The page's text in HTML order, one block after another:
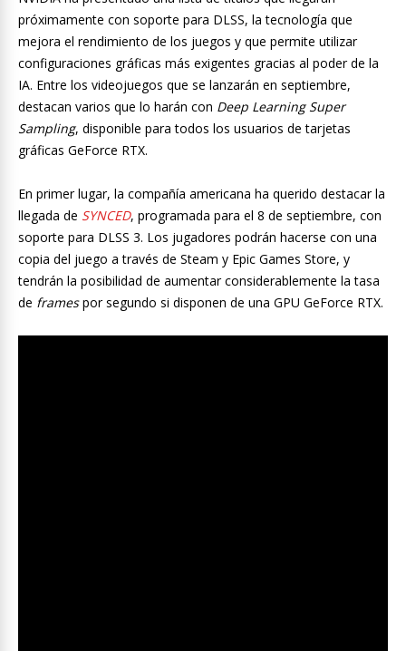
próximamente con soporte para DLSS, la tecnología que
mejora el rendimiento de los juegos y que permite utilizar
configuraciones gráficas más exigentes gracias al poder de la
IA. Entre los videojuegos que se lanzarán en septiembre,
destacan varios que lo harán con Deep Learning Super
Sampling, disponible para todos los usuarios de tarjetas
gráficas GeForce RTX.
En primer lugar, la compañía americana ha querido destacar la
llegada de SYNCED, programada para el 8 de septiembre, con
soporte para DLSS 3. Los jugadores podrán hacerse con una
copia del juego a través de Steam y Epic Games Store, y
tendrán la posibilidad de aumentar considerablemente la tasa
de framespor segundo si disponen de una GPU GeForce RTX.